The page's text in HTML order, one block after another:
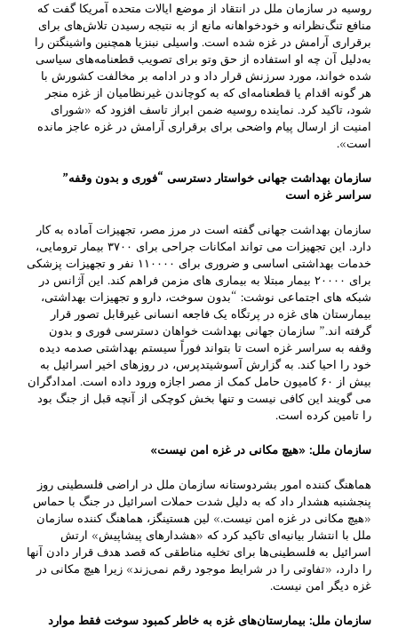
روسیه در سازمان ملل در انتقاد از موضع ایالات متحده آمریکا گفت که
منافع تنگ‌نظرانه و خودخواهانه مانع از به نتیجه رسیدن تلاش‌های برای
برقراری آرامش در غزه شده است. واسیلی نبنزیا همچنین واشینگتن را
به‌دلیل آن چه او استفاده از حق وتو برای تصویب قطعنامه‌های سیاسی
شده خواند، مورد سرزنش قرار داد و در ادامه بر مخالفت کشورش با
هر گونه اقدام یا قطعنامه‌ای که به کوچاندن غیرنظامیان از غزه منجر
شود، تاکید کرد. نماینده روسیه ضمن ابراز تاسف افزود که «شورای
امنیت از ارسال پیام واضحی برای برقراری آرامش در غزه عاجز مانده
است».
سازمان بهداشت جهانی خواستار دسترسی “فوری و بدون وقفه”
سراسر غزه است
سازمان بهداشت جهانی گفته است در مرز مصر، تجهیزات آماده به کار
دارد. این تجهیزات می تواند امکانات جراحی برای ۳۷۰۰ بیمار ترومایی،
خدمات بهداشتی اساسی و ضروری برای ۱۱۰۰۰۰ نفر و تجهیزات پزشکی
برای ۲۰۰۰۰ بیمار مبتلا به بیماری های مزمن فراهم کند. این آژانس در
شبکه های اجتماعی نوشت: “بدون سوخت، دارو و تجهیزات بهداشتی،
بیمارستان های غزه در پرتگاه یک فاجعه انسانی غیرقابل تصور قرار
گرفته اند.” سازمان جهانی بهداشت خواهان دسترسی فوری و بدون
وقفه به سراسر غزه است تا بتواند فوراً سیستم بهداشتی صدمه دیده
خود را احیا کند. به گزارش آسوشیتدپرس، در روزهای اخیر اسرائیل به
بیش از ۶۰ کامیون حامل کمک از مصر اجازه ورود داده است. امدادگران
می گویند این کافی نیست و تنها بخش کوچکی از آنچه قبل از جنگ بود
را تامین کرده است.
سازمان ملل: «هیچ مکانی در غزه امن نیست»
هماهنگ کننده امور بشردوستانه سازمان ملل در اراضی فلسطینی روز
پنجشنبه هشدار داد که به دلیل شدت حملات اسرائیل در جنگ با حماس
«هیچ مکانی در غزه امن نیست.» لین هستینگز، هماهنگ کننده سازمان
ملل با انتشار بیانیه‌ای تاکید کرد که «هشدارهای پیشاپیش» ارتش
اسرائیل به فلسطینی‌ها برای تخلیه مناطقی که قصد هدف قرار دادن آنها
را دارد، «تفاوتی را در شرایط موجود رقم نمی‌زند» زیرا هیچ مکانی در
غزه دیگر امن نیست.
سازمان ملل: بیمارستان‌های غزه به خاطر کمبود سوخت فقط موارد